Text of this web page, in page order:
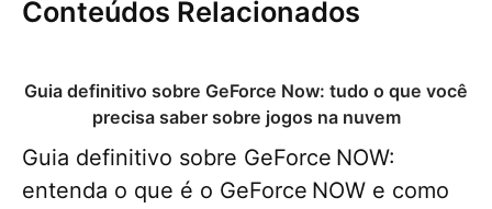
Conteúdos Relacionados
Guia definitivo sobre GeForce Now: tudo o que você
precisa saber sobre jogos na nuvem
Guia definitivo sobre GeForce NOW:
entenda o que é o GeForce NOW e como